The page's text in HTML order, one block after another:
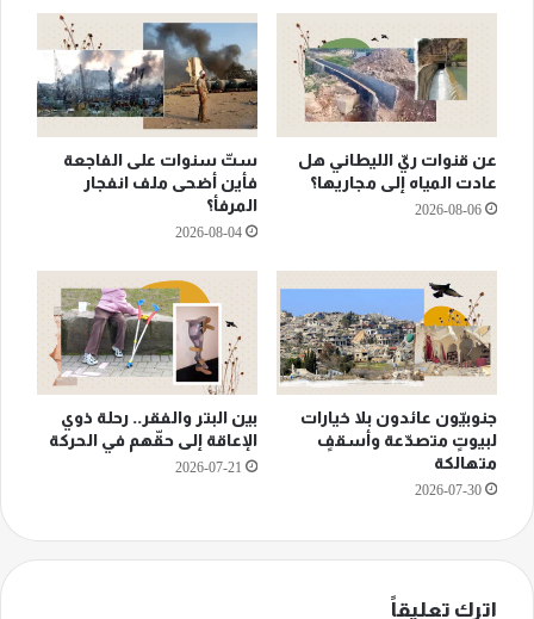
عن قنوات ريّ الليطاني هل
عادت المياه إلى مجاريها؟
2026-08-06
ستّ سنوات على الفاجعة
فأين أضحى ملف انفجار
المرفأ؟
2026-08-04
جنوبيّون عائدون بلا خيارات
لبيوتٍ متصدّعة وأسقفٍ
متهالكة
2026-07-30
بين البتر والفقر.. رحلة ذوي
الإعاقة إلى حقّهم في الحركة
2026-07-21
اترك تعليقاً